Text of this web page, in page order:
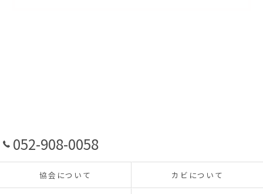
052-908-0058
協会について カビについて